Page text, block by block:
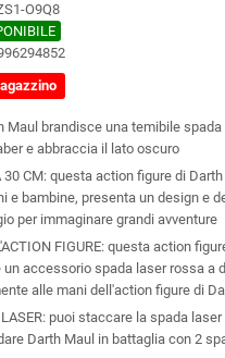
O9Q8
Maul brandisce una temibile
e abbraccia il lato oscuro
30 CM: questa action figure di
e bambine, presenta un design e
per immaginare grandi avventure
FIGURE: questa action
accessorio spada laser rossa a
alle mani dell'action figure di
LASER: puoi staccare la spada laser
Darth Maul in battaglia con 2